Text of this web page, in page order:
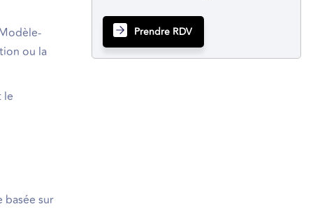
ou la
le
sur
Prendre RDV